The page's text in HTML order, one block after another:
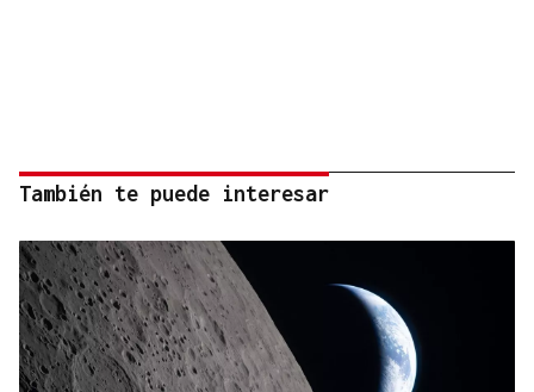
También te puede interesar